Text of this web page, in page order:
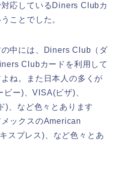
応しているDiners Clubカ
ことでした。
中には、Diners Club（ダ
Clubカードを利用して
ね。また日本人の多くが
ー)、VISA(ビザ)、
)、など色々とあります
ックスのAmerican
スプレス)、など色々とあ